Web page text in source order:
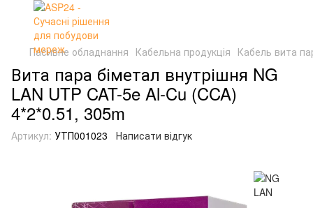
Пасивне обладнання Кабельна продукція Кабель вита
Вита пара біметал внутрішня NG
LAN UTP CAT-5e Al-Cu (CCA)
4*2*0.51, 305m
Артикул: УТП001023 Написати відгук